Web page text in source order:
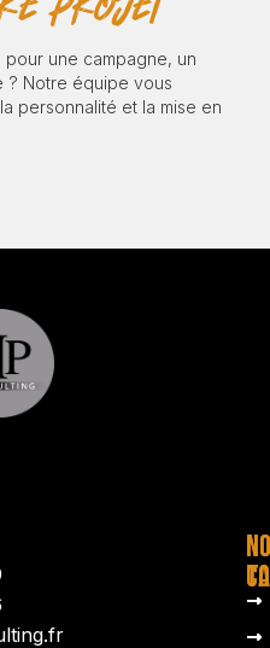
une campagne, un
? Notre équipe vous
personnalité et la mise en